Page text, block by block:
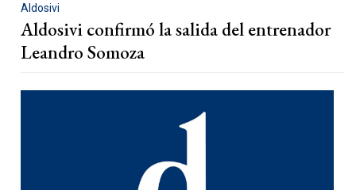
Aldosivi
Aldosivi confirmó la salida del entrenador
Leandro Somoza